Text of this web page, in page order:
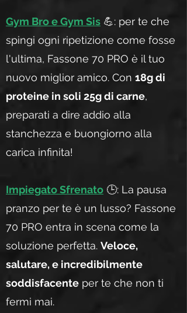
Gym Bro e Gym Sis 💪: per te che
spingi ogni ripetizione come fosse
l'ultima, Fassone 70 PRO è il tuo
nuovo miglior amico. Con 18g di
proteine in soli 25g di carne,
preparati a dire addio alla
stanchezza e buongiorno alla
carica infinita!
Impiegato Sfrenato 🕒: La pausa
pranzo per te è un lusso? Fassone
70 PRO entra in scena come la
soluzione perfetta. Veloce,
salutare, e incredibilmente
soddisfacente per te che non ti
fermi mai.